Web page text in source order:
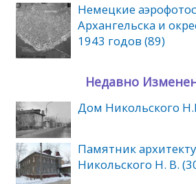
Немецкие
Архангельска и
1943 годов (89)
Недавно
Дом Никольского
Памятник
Никольского Н. В.